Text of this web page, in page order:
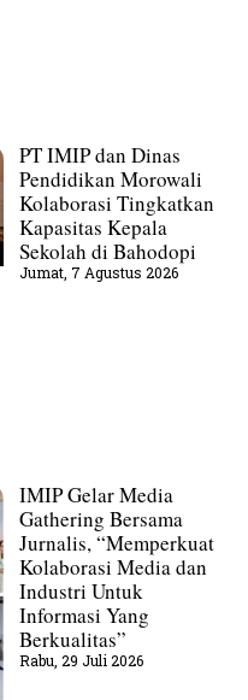
PT IMIP dan Dinas
Pendidikan Morowali
Kolaborasi Tingkatkan
Kapasitas Kepala
Sekolah di Bahodopi
Jumat, 7 Agustus 2026
IMIP Gelar Media
Gathering Bersama
Jurnalis, “Memperkuat
Kolaborasi Media dan
Industri Untuk
Informasi Yang
Berkualitas”
Rabu, 29 Juli 2026